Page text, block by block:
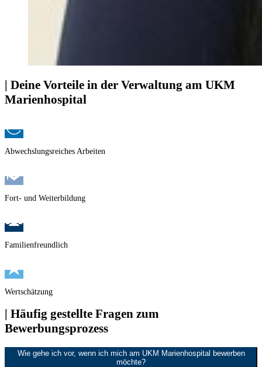
| Deine Vorteile in der Verwaltung am UKM
Marienhospital
Abwechslungsreiches Arbeiten
Fort- und Weiterbildung
Familienfreundlich
Wertschätzung
| Häufig gestellte Fragen zum
Bewerbungsprozess
Wie gehe ich vor, wenn ich mich am UKM Marienhospital bewerben
möchte?